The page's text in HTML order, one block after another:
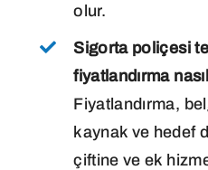
olur.
Sigorta poliçesi
fiyatlandırma
Fiyatlandırma,
kaynak ve hedef
çiftine ve ek